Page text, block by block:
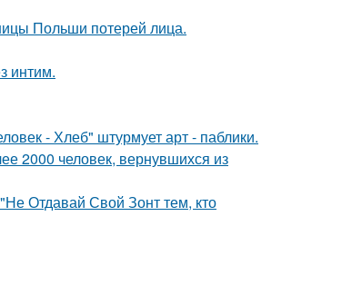
Польши потерей лица.
интим.
- Хлеб" штурмует арт - паблики.
2000 человек, вернувшихся из
Отдавай Свой Зонт тем, кто